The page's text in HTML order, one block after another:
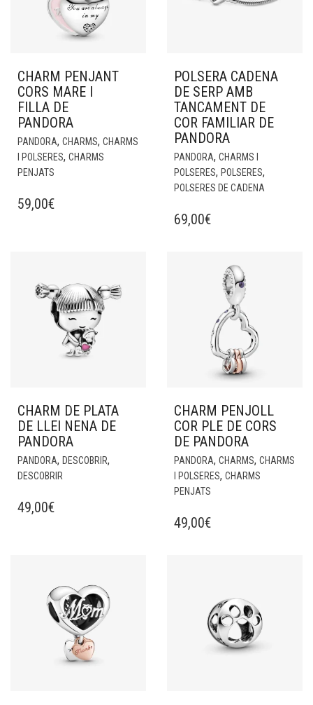
CHARM PENJANT
CORS MARE I
FILLA DE
PANDORA
PANDORA, CHARMS, CHARMS
I POLSERES, CHARMS
PENJATS
59,00€
POLSERA CADENA
DE SERP AMB
TANCAMENT DE
COR FAMILIAR DE
PANDORA
PANDORA, CHARMS I
POLSERES, POLSERES,
POLSERES DE CADENA
69,00€
CHARM DE PLATA
DE LLEI NENA DE
PANDORA
PANDORA, DESCOBRIR,
DESCOBRIR
49,00€
CHARM PENJOLL
COR PLE DE CORS
DE PANDORA
PANDORA, CHARMS, CHARMS
I POLSERES, CHARMS
PENJATS
49,00€